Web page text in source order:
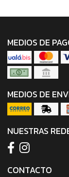
MEDIOS DE
MEDIOS DE
NUESTRAS
CONTACTO